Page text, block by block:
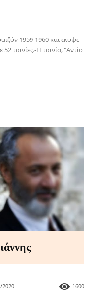
2020 1600
1959-1960 και έκοψε
ταινίες.-Η ταινία, "Αντίο